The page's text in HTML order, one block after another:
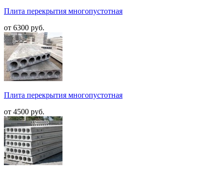
Плита перекрытия многопустотная
от 6300 руб.
Плита перекрытия многопустотная
от 4500 руб.